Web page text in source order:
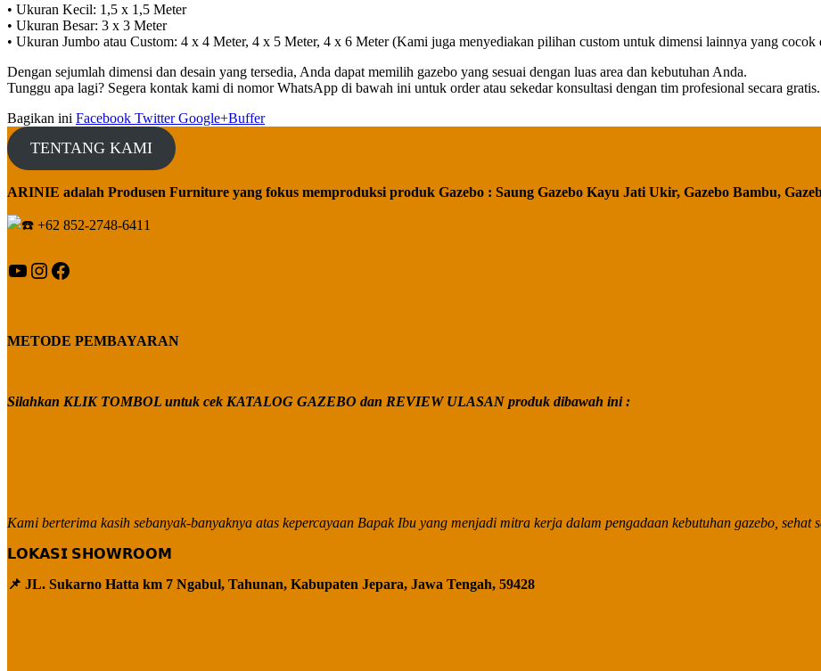
• Ukuran Kecil: 1,5 x 1,5 Meter
• Ukuran Besar: 3 x 3 Meter
• Ukuran Jumbo atau Custom: 4 x 4 Meter, 4 x 5 Meter, 4 x 6 Meter (Kami juga menyediakan pilihan custom untuk dimensi lainnya yang
Dengan sejumlah dimensi dan desain yang tersedia, Anda dapat memilih gazebo yang sesuai dengan luas area dan kebutuhan Anda.
Tunggu apa lagi? Segera kontak kami di nomor WhatsApp di bawah ini untuk order atau sekedar konsultasi dengan tim profesional secara gratis.
Bagikan ini Facebook TwitterGoogle+Buffer
TENTANG KAMI
ARINIE adalah Produsen Furniture yang fokus memproduksi produk Gazebo : Saung Gazebo Kayu Jati Ukir, Gazebo Bambu,
+62 852-2748-6411
YouTube
Instagram
Facebook
METODE PEMBAYARAN
Silahkan KLIK TOMBOL untuk cek KATALOG GAZEBO dan REVIEW ULASAN produk dibawah ini :
Kami berterima kasih sebanyak-banyaknya atas kepercayaan Bapak Ibu yang menjadi mitra kerja dalam pengadaan kebutuhan gazebo, sehat
𝗟𝗢𝗞𝗔𝗦𝗜 𝗦𝗛𝗢𝗪𝗥𝗢𝗢𝗠
📌 JL. Sukarno Hatta km 7 Ngabul, Tahunan, Kabupaten Jepara, Jawa Tengah, 59428